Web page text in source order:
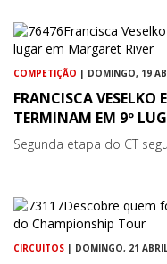
COMPETIÇÃO | DOMINGO, 19
FRANCISCA
TERMINAM EM 9º
Segunda etapa do CT
CIRCUITOS | DOMINGO, 21